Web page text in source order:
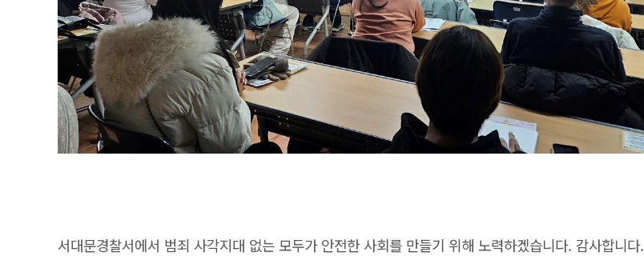
서대문경찰서에서 범죄 사각지대 없는 모두가 안전한 사회를 만들기 위해 노력하겠습니다. 감사합니다.